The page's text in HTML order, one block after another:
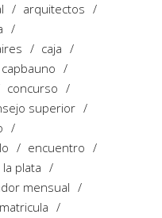
arquitectos
caja
capbauno
concurso
superior
encuentro
la plata
mensual
matricula